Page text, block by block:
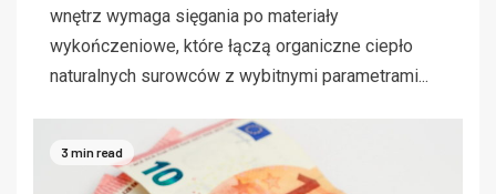
wnętrz wymaga sięgania po materiały
wykończeniowe, które łączą organiczne ciepło
naturalnych surowców z wybitnymi parametrami...
3 min read